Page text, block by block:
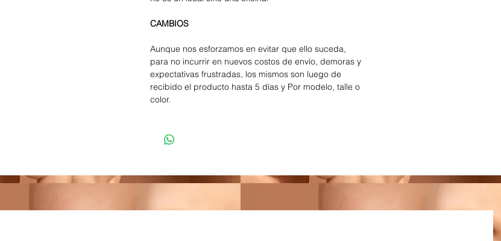
CAMBIOS
Aunque nos esforzamos en evitar que ello suceda,
para no incurrir en nuevos costos de envío, demoras y
expectativas frustradas, los mismos son luego de
recibido el producto hasta 5 días y Por modelo, talle o
color.